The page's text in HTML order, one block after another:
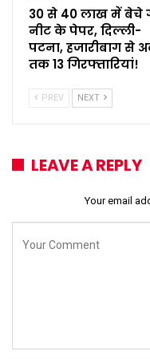
30 से 40 लाख में बेचे
नीट के पेपर, दिल्ली-
पटना, हजारीबाग से
तक 13 गिरफ्तारियां!
PREV NEXT
LEAVE A REPLY
Your email